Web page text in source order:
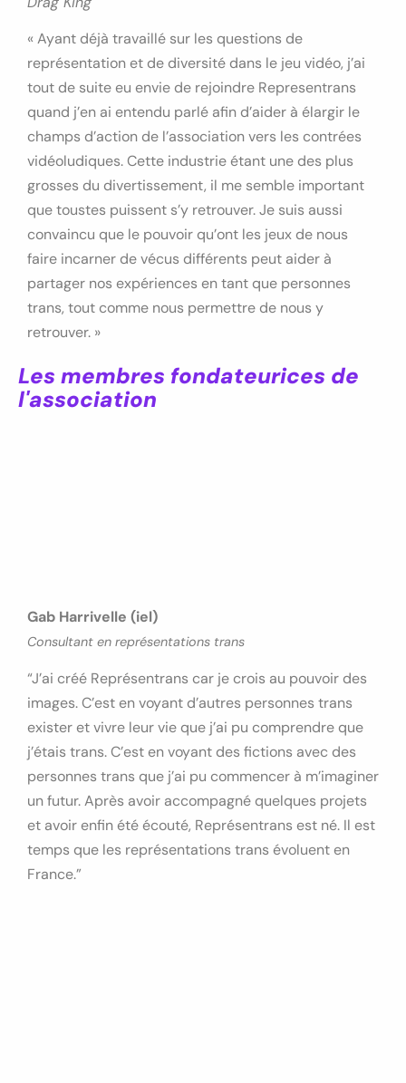
« Ayant déjà travaillé sur les questions de
représentation et de diversité dans le jeu vidéo, j’ai
tout de suite eu envie de rejoindre Representrans
quand j’en ai entendu parlé afin d’aider à élargir le
champs d’action de l’association vers les contrées
vidéoludiques. Cette industrie étant une des plus
grosses du divertissement, il me semble important
que toustes puissent s’y retrouver. Je suis aussi
convaincu que le pouvoir qu’ont les jeux de nous
faire incarner de vécus différents peut aider à
partager nos expériences en tant que personnes
trans, tout comme nous permettre de nous y
retrouver. »
Les membres fondateurices de
l'association
Gab Harrivelle (iel)
Consultant en représentations trans
“J’ai créé Représentrans car je crois au pouvoir des
images. C’est en voyant d’autres personnes trans
exister et vivre leur vie que j’ai pu comprendre que
j’étais trans. C’est en voyant des fictions avec des
personnes trans que j’ai pu commencer à m’imaginer
un futur. Après avoir accompagné quelques projets
et avoir enfin été écouté, Représentrans est né. Il est
temps que les représentations trans évoluent en
France.”